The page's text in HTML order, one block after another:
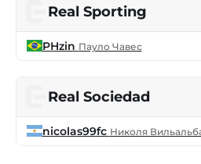
Real Sporting
PHzin Пауло Чавес
Real Sociedad
nicolas99fc Николя